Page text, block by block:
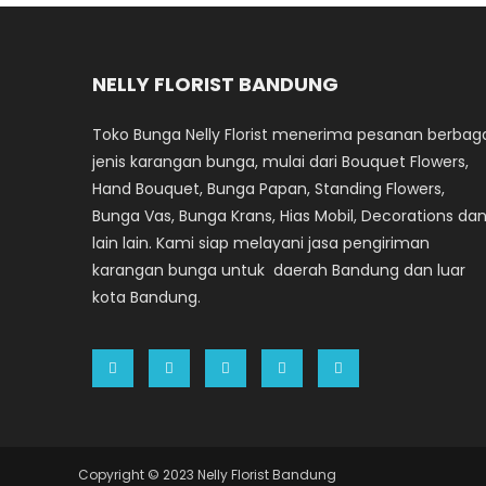
NELLY FLORIST BANDUNG
Toko Bunga Nelly Florist menerima pesanan
jenis karangan bunga, mulai dari Bouquet Flowers,
Hand Bouquet, Bunga Papan, Standing Flowers,
Bunga Vas, Bunga Krans, Hias Mobil, Decorations dan
lain lain. Kami siap melayani jasa pengiriman
karangan bunga untuk daerah Bandung dan luar
kota Bandung.
Copyright © 2023 Nelly Florist Bandung